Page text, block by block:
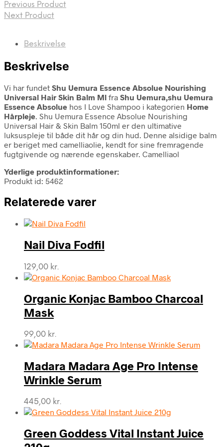
Previous Product
Next Product
Beskrivelse
Beskrivelse
Vi har fundet Shu Uemura Essence Absolue Nourishing
Universal Hair Skin Balm Ml fra Shu Uemura,shu Uemura
Essence Absolue hos I Love Shampoo i kategorien Home
Hårpleje. Shu Uemura Essence Absolue Nourishing
Universal Hair & Skin Balm 150ml er den ultimative
luksuspleje til både dit hår og din hud. Denne alsidige balm
er beriget med camelliaolie, kendt for sine fremragende
fugtgivende og nærende egenskaber. Camelliaol
Yderlige produktinformationer:
Produkt id: 5462
Relaterede varer
Nail Diva Fodfil
129,00 kr.
Organic Konjac Bamboo Charcoal
Mask
99,00 kr.
Madara Madara Age Pro Intense
Wrinkle Serum
445,00 kr.
Green Goddess Vital Instant Juice